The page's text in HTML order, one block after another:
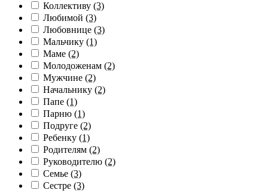
Коллективу (3)
Любимой (3)
Любовнице (3)
Мальчику (1)
Маме (2)
Молодоженам (2)
Мужчине (2)
Начальнику (2)
Папе (1)
Парню (1)
Подруге (2)
Ребенку (1)
Родителям (2)
Руководителю (2)
Семье (3)
Сестре (3)